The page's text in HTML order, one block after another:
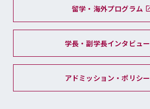
留学・海外プログラム
学長・副学長インタビュー
アドミッション・ポリシー